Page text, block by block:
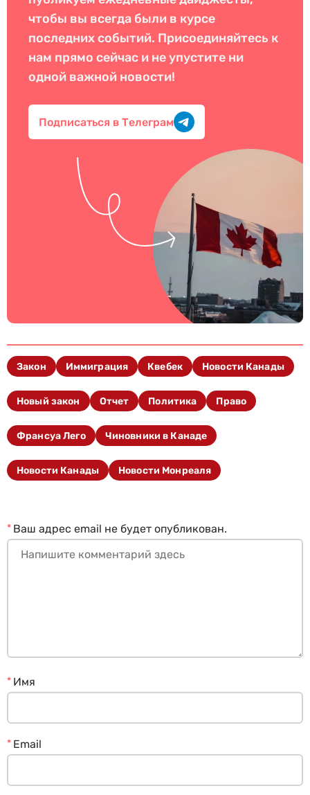
чтобы вы всегда были в курсе
последних событий. Присоединяйтесь к
нам прямо сейчас и не упустите ни
одной важной новости!
Подписаться в Телеграм
Закон Иммиграция Квебек Новости Канады
Новый закон Отчет Политика Право
Франсуа Лего Чиновники в Канаде
Новости Канады Новости Монреаля
Ваш адрес email не будет опубликован.
*
Имя
*
Email
*